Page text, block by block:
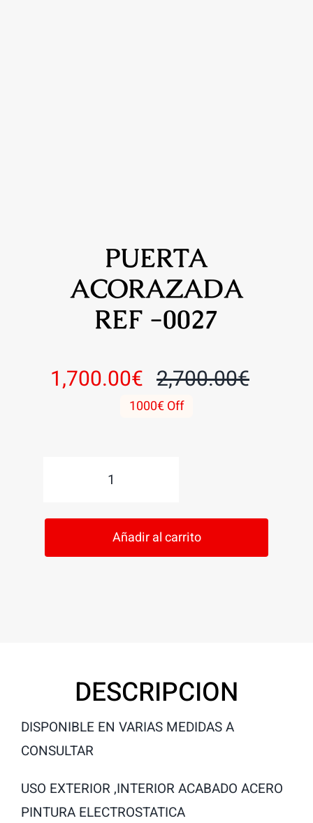
PUERTA
ACORAZADA
REF -0027
2,700.00€El
1,700.00€
El
1000€ Off
REF
cantidad
Añadir al carrito
DESCRIPCION
DISPONIBLE EN VARIAS MEDIDAS A
CONSULTAR
USO EXTERIOR ,INTERIOR ACABADO ACERO
PINTURA ELECTROSTATICA